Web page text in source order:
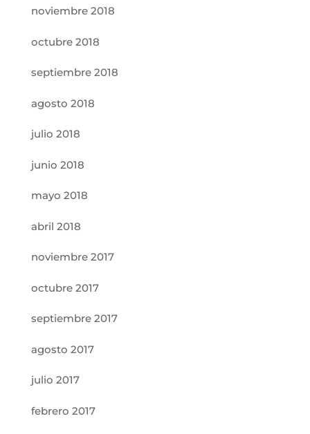
noviembre 2018
octubre 2018
septiembre 2018
agosto 2018
julio 2018
junio 2018
mayo 2018
abril 2018
noviembre 2017
octubre 2017
septiembre 2017
agosto 2017
julio 2017
febrero 2017